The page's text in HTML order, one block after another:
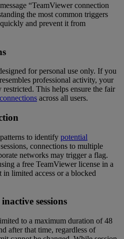
“TeamViewer connection
the most common triggers
and prevent it from
for personal use only. If you
professional activity, your
This helps ensure the fair
across all users.
to identify potential
connections to multiple
networks may trigger a flag.
a free TeamViewer license in a
limited access or a blocked
sessions
to a maximum duration of 48
after that time, regardless of